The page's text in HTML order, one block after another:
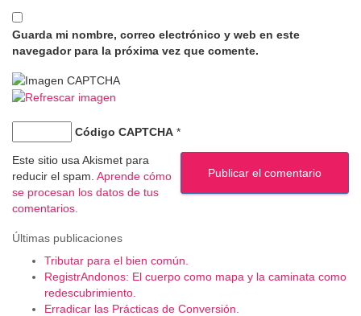
Guarda mi nombre, correo electrónico y web en este
navegador para la próxima vez que comente.
Código CAPTCHA *
Este sitio usa Akismet para
reducir el spam. Aprende cómo
se procesan los datos de tus
comentarios.
Últimas publicaciones
Tributar para el bien común.
RegistrAndonos: El cuerpo como mapa y la caminata como
redescubrimiento.
Erradicar las Prácticas de Conversión.